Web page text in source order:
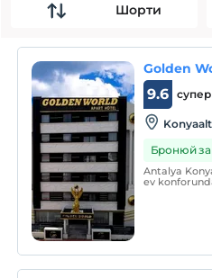
Шорти
Golden
супер
9.6
Бронюй
Antalya
ev